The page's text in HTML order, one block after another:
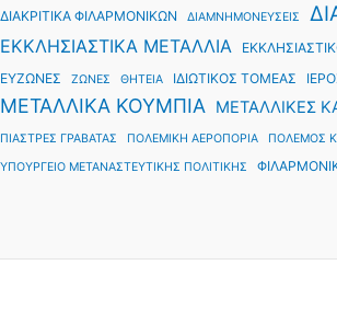
ΔΙΑΚΡΙΤΙΚΑ ΦΙΛΑΡΜΟΝΙΚΩΝ ΔΙΑΜΝΗΜΟΝΕΥΣΕΙΣ
ΕΚΚΛΗΣΙΑΣΤΙΚΑ ΜΕΤΑΛΛΙΑ
ΕΥΖΩΝΕΣ
ΖΩΝΕΣ ΘΗΤΕΙΑ ΙΔΙΩΤΙΚΟΣ ΤΟΜΕΑΣ
ΜΕΤΑΛΛΙΚΑ ΚΟΥΜΠΙΑ ΜΕΤΑΛΛΙΚΕΣ
ΠΙΑΣΤΡΕΣ ΓΡΑΒΑΤΑΣ ΠΟΛΕΜΙΚΗ ΑΕΡΟΠΟΡΙΑ ΠΟΛΕΜΟΣ
ΥΠΟΥΡΓΕΙΟ ΜΕΤΑΝΑΣΤΕΥΤΙΚΗΣ ΠΟΛΙΤΙΚΗΣ